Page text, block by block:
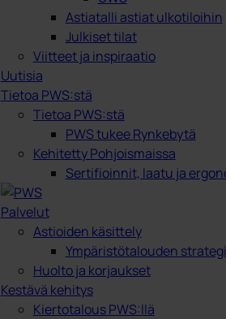
Astiatalli astiat ulkotiloihin
Julkiset tilat
Viitteet ja inspiraatio
Uutisia
Tietoa PWS:stä
Tietoa PWS:stä
PWS tukee Rynkebytä
Kehitetty Pohjoismaissa
Sertifioinnit, laatu ja
Palvelut
Astioiden käsittely
Ympäristötalouden
Huolto ja korjaukset
Kestävä kehitys
Kiertotalous PWS:llä